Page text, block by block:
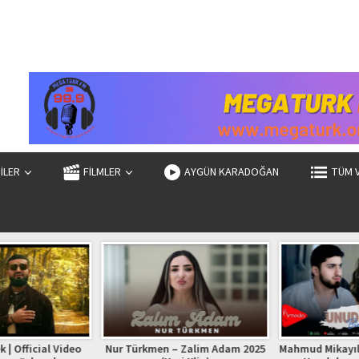
FİLMLER AYGÜN KARADOĞAN TÜM
| Official Video
Nur Türkmen – Zalim Adam 2025
Mahmud